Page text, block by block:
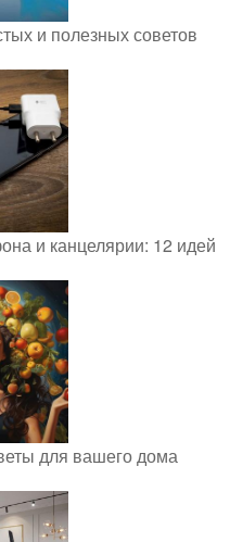
и полезных советов
и канцелярии: 12 идей
для вашего дома